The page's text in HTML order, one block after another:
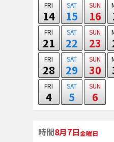
FRI
14
SAT
15
SUN
16
FRI
21
SAT
22
SUN
23
FRI
28
SAT
29
SUN
30
FRI
4
SAT
5
SUN
6
時間8月7日金曜日